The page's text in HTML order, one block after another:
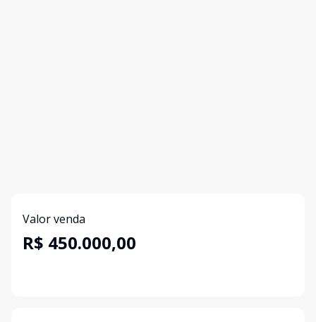
Valor venda
R$ 450.000,00